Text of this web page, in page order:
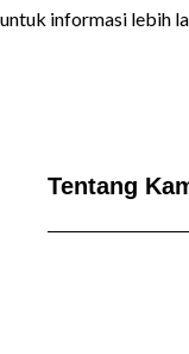
untuk informasi lebih
Tentang